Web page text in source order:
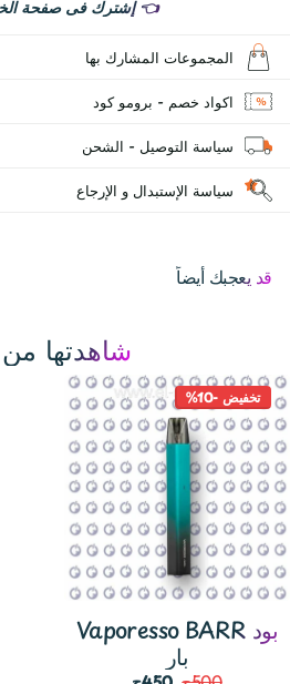
👈إشترك فى صفحة
المجموعات المشارك بها
اكواد خصم - برومو كود
سياسة التوصيل - الشحن
سياسة الإستبدال و الإرجاع
قد يعجبك أيضاً
شاهدتها
تخفيض -10%
Vaporesso BARR بود